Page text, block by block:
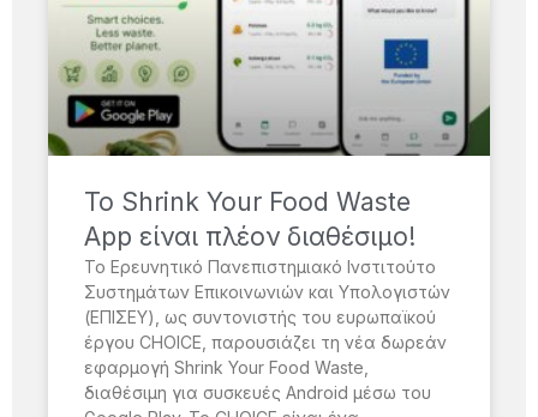
Το Shrink Your Food Waste
App είναι πλέον διαθέσιμο!
Το Ερευνητικό Πανεπιστημιακό Ινστιτούτο
Συστημάτων Επικοινωνιών και Υπολογιστών
(ΕΠΙΣΕΥ), ως συντονιστής του ευρωπαϊκού
έργου CHOICE, παρουσιάζει τη νέα δωρεάν
εφαρμογή Shrink Your Food Waste,
διαθέσιμη για συσκευές Android μέσω του